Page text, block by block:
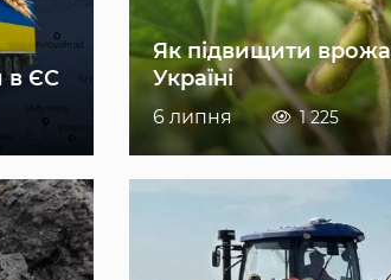
в ЄС
Як підвищити
Україні
6 липня 1 225